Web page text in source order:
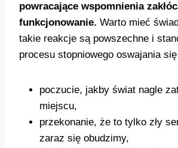
powracające wspomnienia
funkcjonowanie. Warto mieć
takie reakcje są powszechne i
procesu stopniowego oswajania
poczucie, jakby świat nagle
miejscu,
przekonanie, że to tylko zły
zaraz się obudzimy,